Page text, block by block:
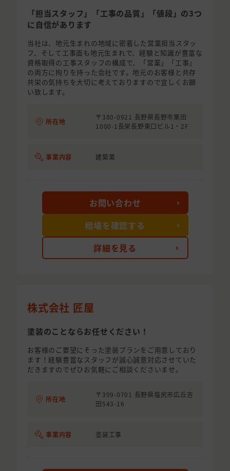
「担当スタッフ」「工事の品質」「値段」の3つ
に自信があります
当社は、地元生まれの地域に密着した営業担当スタッ
フ、そして工事面も地元生まれで、経験と知識が豊富な
資格取得の工事スタッフの構成で、「営業」「工事」
の両方に拘りを持った会社です。地元のお客様と共存
共栄の気持ちを大切に考えておりますので宜しくお願
い致します。
所在地
〒380-0921 長野県長野市栗田
1000-1長栄長野東口ビル1・2F
事業内容 建築業
詳細を見る
お問い合わせ
相場を確認する
株式会社 匠屋
塗装のことならお任せください！
お客様のご要望にそった塗装プランをご用意しており
ます！経験豊富なスタッフが誠心誠意対応させていた
だきますのでぜひお気軽にご相談くださいませ。
所在地
〒399-0701 長野県塩尻市広丘吉
田543-16
事業内容 塗装工事